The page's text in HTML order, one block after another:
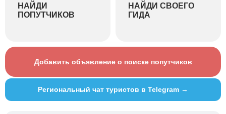
НАЙДИ
ПОПУТЧИКОВ
НАЙДИ СВОЕГО
ГИДА
Добавить объявление о поиске попутчиков
Региональный чат туристов в Telegram →